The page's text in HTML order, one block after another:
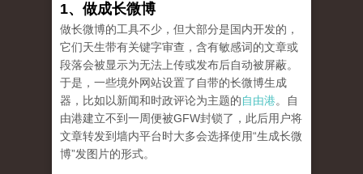
1、做成长微博
做长微博的工具不少，但大部分是国内开发的，
它们天生带有关键字审查，含有敏感词的文章或
段落会被显示为无法上传或发布后自动被屏蔽。
于是，一些境外网站设置了自带的长微博生成
器，比如以新闻和时政评论为主题的自由港。自
由港建立不到一周便被GFW封锁了，此后用户将
文章转发到墙内平台时大多会选择使用“生成长微
博”发图片的形式。